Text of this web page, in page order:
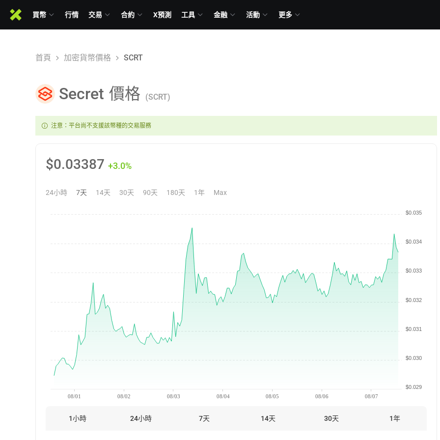
買幣 行情 交易 合約 X預測 工具 金融 活動 更多
首頁 加密貨幣價格 SCRT
Secret 價格 (SCRT)
注意：平台尚不支援該幣種的交易服務
$0.03387 +3.0%
24小時 7天 14天 30天 90天 180天 1年 Max
08/01 08/02 08/03 08/04 08/05 08/06 08/07
$0.029
$0.030
$0.031
$0.032
$0.033
$0.034
$0.035
1小時 24小時 7天 14天 30天 1年